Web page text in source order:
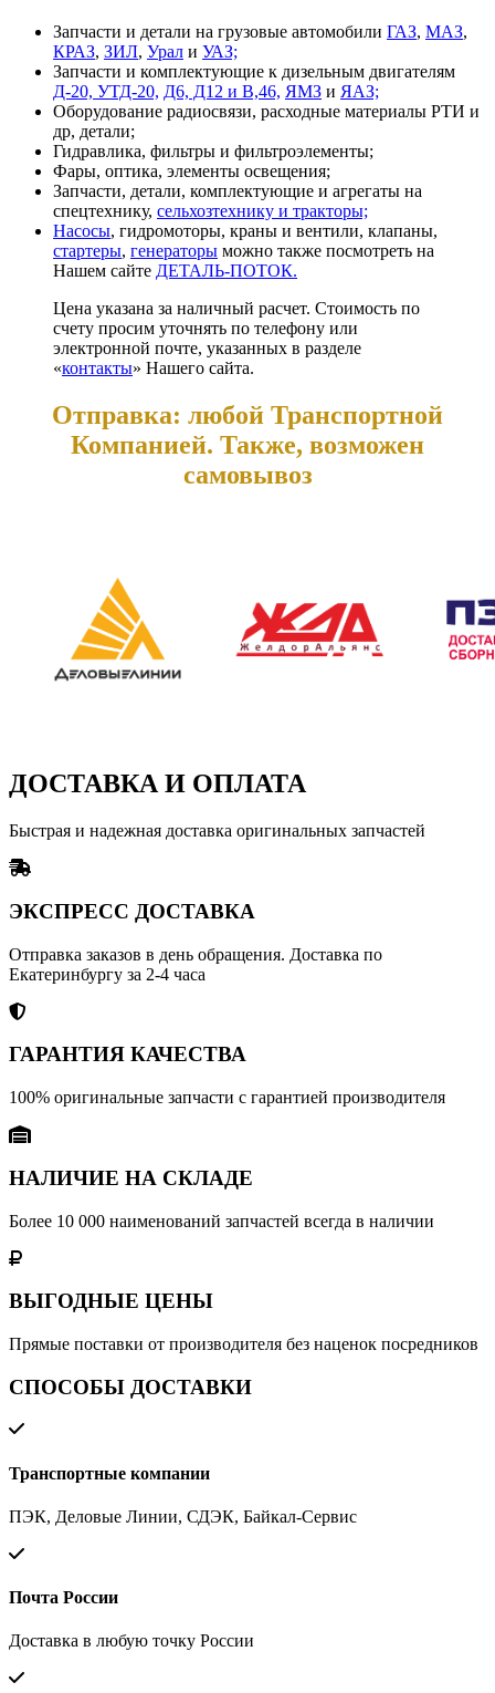
Запчасти и детали на грузовые автомобили ГАЗ, МАЗ,
КРАЗ, ЗИЛ, Урал и УАЗ;
Запчасти и комплектующие к дизельным двигателям
Д-20, УТД-20, Д6, Д12 и В,46, ЯМЗ и ЯАЗ;
Оборудование радиосвязи, расходные материалы РТИ и
др, детали;
Гидравлика, фильтры и фильтроэлементы;
Фары, оптика, элементы освещения;
Запчасти, детали, комплектующие и агрегаты на
спецтехнику, сельхозтехнику и тракторы;
Насосы, гидромоторы, краны и вентили, клапаны,
стартеры, генераторы можно также посмотреть на
Нашем сайте ДЕТАЛЬ-ПОТОК.
Цена указана за наличный расчет. Стоимость по
счету просим уточнять по телефону или
электронной почте, указанных в разделе
«контакты» Нашего сайта.
Отправка: любой Транспортной
Компанией. Также, возможен
самовывоз
ДОСТАВКА И ОПЛАТА
Быстрая и надежная доставка оригинальных запчастей
ЭКСПРЕСС ДОСТАВКА
Отправка заказов в день обращения. Доставка по
Екатеринбургу за 2-4 часа
ГАРАНТИЯ КАЧЕСТВА
100% оригинальные запчасти с гарантией производителя
НАЛИЧИЕ НА СКЛАДЕ
Более 10 000 наименований запчастей всегда в наличии
ВЫГОДНЫЕ ЦЕНЫ
Прямые поставки от производителя без наценок посредников
СПОСОБЫ ДОСТАВКИ
Транспортные компании
ПЭК, Деловые Линии, СДЭК, Байкал-Сервис
Почта России
Доставка в любую точку России